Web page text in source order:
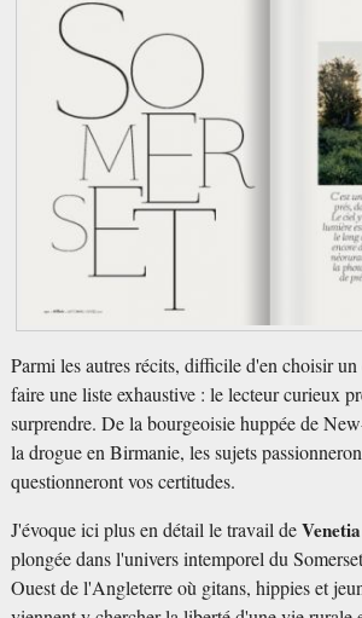
Parmi les autres récits, difficile d'en choisir
faire une liste exhaustive : le lecteur curieux
surprendre. De la bourgeoisie huppée de
la drogue en Birmanie, les sujets
questionneront vos certitudes.
J'évoque ici plus en détail le travail de
plongée dans l'univers intemporel du
Ouest de l'Angleterre où gitans, hippies et